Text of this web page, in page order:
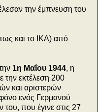
την έμπνευση του
και το ΙΚΑ) από
1η Μαΐου 1944, η
την εκτέλεση 200
και αριστερών
ενός Γερμανού
που έγινε στις 27